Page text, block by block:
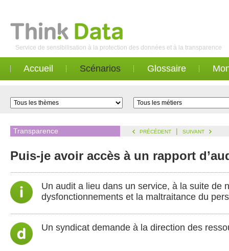
Service de sensibilisation à la protection des données et à la transparence
Accueil Scénarios Glossaire
Transparence PRÉCÉDENT | SUIVANT
Puis-je avoir accès à un rapport
Un audit a lieu dans un service, à la suite de
dysfonctionnements et la maltraitance du
Un syndicat demande à la direction des